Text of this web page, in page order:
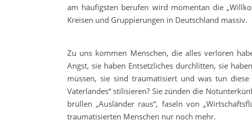
am häufigsten berufen wird momentan die
Kreisen und Gruppierungen in Deutschland massiv.
Zu uns kommen Menschen, die alles verloren
Angst, sie haben Entsetzliches durchlitten, sie
müssen, sie sind traumatisiert und was tun diese
Vaterlandes“ stilisieren? Sie zünden die
brüllen „Ausländer raus“, faseln von
traumatisierten Menschen nur noch mehr.